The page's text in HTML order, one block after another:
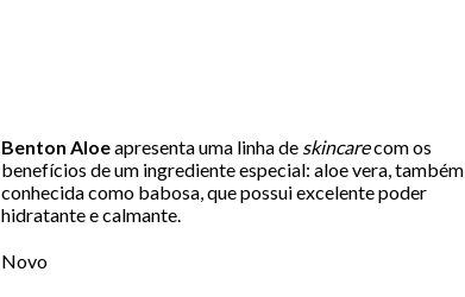
Benton Aloeapresenta uma linha de skincarecom os
benefícios de um ingrediente especial: aloe vera, também
conhecida como babosa, que possui excelente poder
hidratante e calmante.
Novo